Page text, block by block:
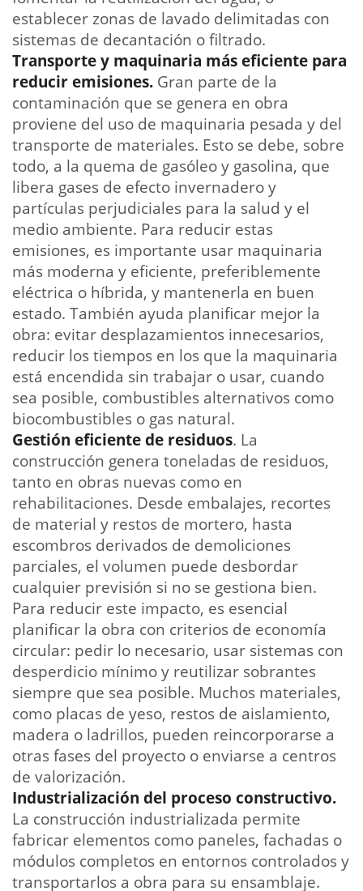
establecer zonas de lavado delimitadas con
sistemas de decantación o filtrado.
Transporte y maquinaria más eficiente para
reducir emisiones. Gran parte de la
contaminación que se genera en obra
proviene del uso de maquinaria pesada y del
transporte de materiales. Esto se debe, sobre
todo, a la quema de gasóleo y gasolina, que
libera gases de efecto invernadero y
partículas perjudiciales para la salud y el
medio ambiente. Para reducir estas
emisiones, es importante usar maquinaria
más moderna y eficiente, preferiblemente
eléctrica o híbrida, y mantenerla en buen
estado. También ayuda planificar mejor la
obra: evitar desplazamientos innecesarios,
reducir los tiempos en los que la maquinaria
está encendida sin trabajar o usar, cuando
sea posible, combustibles alternativos como
biocombustibles o gas natural.
Gestión eficiente de residuos. La
construcción genera toneladas de residuos,
tanto en obras nuevas como en
rehabilitaciones. Desde embalajes, recortes
de material y restos de mortero, hasta
escombros derivados de demoliciones
parciales, el volumen puede desbordar
cualquier previsión si no se gestiona bien.
Para reducir este impacto, es esencial
planificar la obra con criterios de economía
circular: pedir lo necesario, usar sistemas con
desperdicio mínimo y reutilizar sobrantes
siempre que sea posible. Muchos materiales,
como placas de yeso, restos de aislamiento,
madera o ladrillos, pueden reincorporarse a
otras fases del proyecto o enviarse a centros
de valorización.
Industrialización del proceso constructivo.
La construcción industrializada permite
fabricar elementos como paneles, fachadas o
módulos completos en entornos controlados y
transportarlos a obra para su ensamblaje.